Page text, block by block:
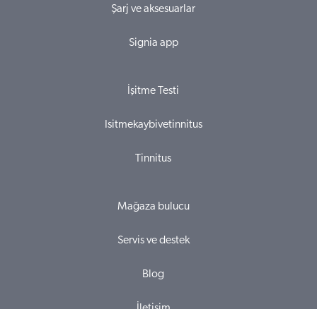
Şarj ve aksesuarlar
Signia app
İşitme Testi
Isitmekaybivetinnitus
Tinnitus
Mağaza bulucu
Servis ve destek
Blog